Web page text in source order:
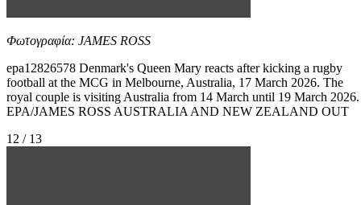
Φωτογραφία: JAMES ROSS
epa12826578 Denmark's Queen Mary reacts after kicking a rugby
football at the MCG in Melbourne, Australia, 17 March 2026. The
royal couple is visiting Australia from 14 March until 19 March 2026.
EPA/JAMES ROSS AUSTRALIA AND NEW ZEALAND OUT
12 / 13